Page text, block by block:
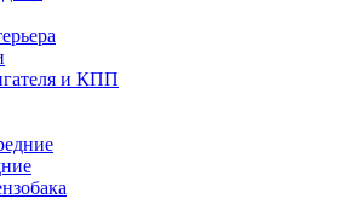
и КПП